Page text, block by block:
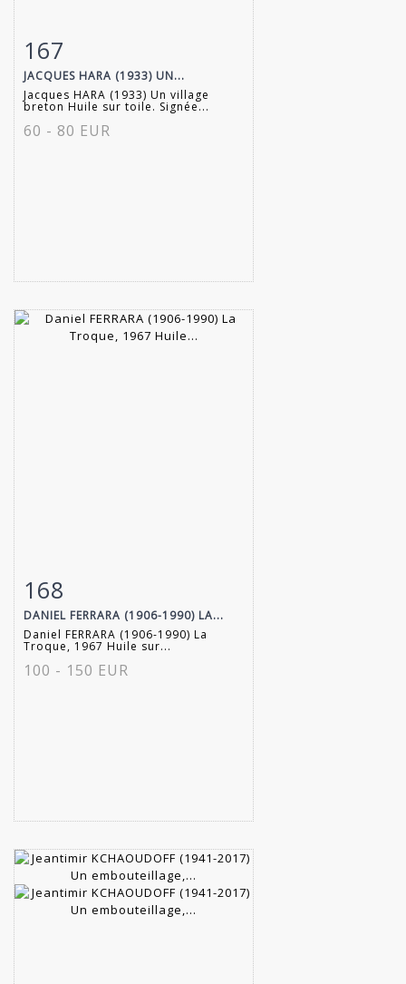
Item detail
167
JACQUES HARA (1933) UN...
Jacques HARA (1933) Un village
breton Huile sur toile. Signée...
60 - 80 EUR
Item detail
168
DANIEL FERRARA (1906-1990) LA...
Daniel FERRARA (1906-1990) La
Troque, 1967 Huile sur...
100 - 150 EUR